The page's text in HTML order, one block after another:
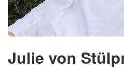
Julie von